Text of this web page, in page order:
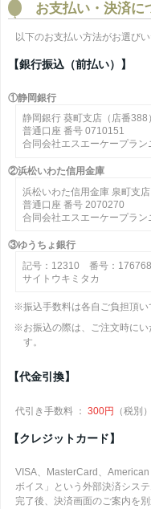
お支払い・決済に
以下のお支払い方法がお選びい
【銀行振込（前払い）】
①静岡銀行
静岡銀行 葵町支店（店番388
普通口座 番号 0710151
合同会社エスエーケープラン
②浜松いわた信用金庫
浜松いわた信用金庫 泉町支店
普通口座 番号 2070270
合同会社エスエーケープラン
③ゆうちょ銀行
記号：12310 番号：
サイトウキミタカ
※振込手数料は各自ご負担頂い
※お振込の際は、ご注文時にい
す。
【代金引換】
代引き手数料 ： 300円 （税別）
【クレジットカード】
VISA、MasterCard、
ボイス」という外部決済シス
完了後、決済画面のご案内を